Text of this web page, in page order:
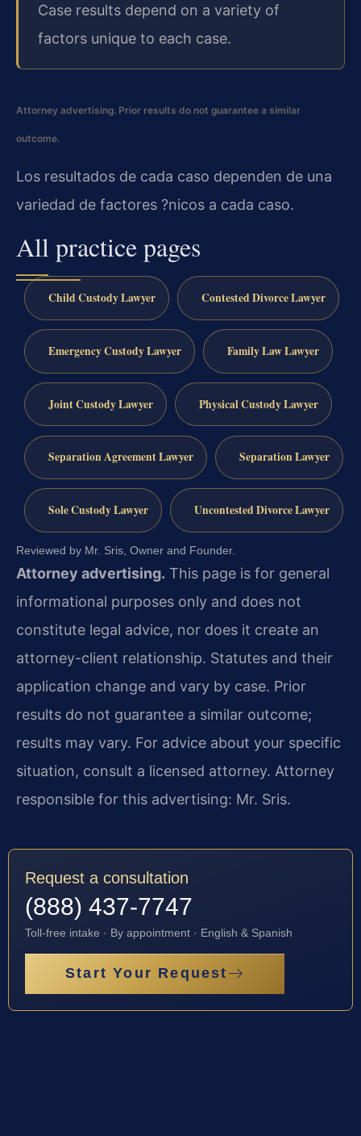
Case results depend on a variety of
factors unique to each case.
Attorney advertising. Prior results do not guarantee a similar
outcome.
Los resultados de cada caso dependen de una
variedad de factores ?nicos a cada caso.
All practice pages
Child Custody Lawyer Contested Divorce Lawyer
Emergency Custody Lawyer Family Law Lawyer
Joint Custody Lawyer Physical Custody Lawyer
Separation Agreement Lawyer Separation Lawyer
Sole Custody Lawyer Uncontested Divorce Lawyer
Reviewed by Mr. Sris, Owner and Founder.
Attorney advertising. This page is for general
informational purposes only and does not
constitute legal advice, nor does it create an
attorney-client relationship. Statutes and their
application change and vary by case. Prior
results do not guarantee a similar outcome;
results may vary. For advice about your specific
situation, consult a licensed attorney. Attorney
responsible for this advertising: Mr. Sris.
Request a consultation
(888) 437-7747
Toll-free intake · By appointment · English & Spanish
Start Your Request